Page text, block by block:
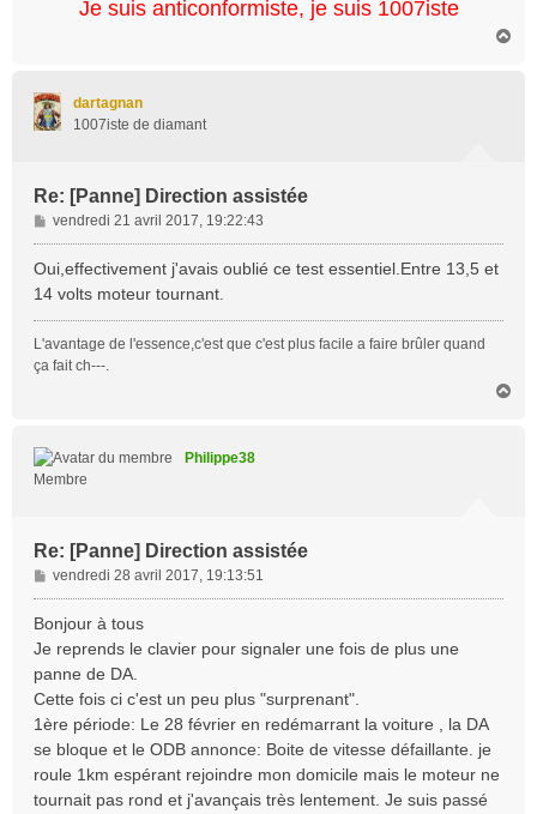
Je suis anticonformiste, je suis 1007iste
dartagnan
1007iste de diamant
Re: [Panne] Direction assistée
M
e
s
s
e
vendredi 21 avril 2017, 19:22:43
Oui,effectivement j'avais oublié ce test essentiel.Entre 13,5 et
14 volts moteur tournant.
L'avantage de l'essence,c'est que c'est plus facile a faire brûler quand
ça fait ch---.
Philippe38
Membre
Re: [Panne] Direction assistée
M
e
s
g
e
vendredi 28 avril 2017, 19:13:51
Bonjour à tous
Je reprends le clavier pour signaler une fois de plus une
panne de DA.
Cette fois ci c'est un peu plus "surprenant".
1ère période: Le 28 février en redémarrant la voiture , la DA
se bloque et le ODB annonce: Boite de vitesse défaillante. je
roule 1km espérant rejoindre mon domicile mais le moteur ne
tournait pas rond et j'avançais très lentement. Je suis passé